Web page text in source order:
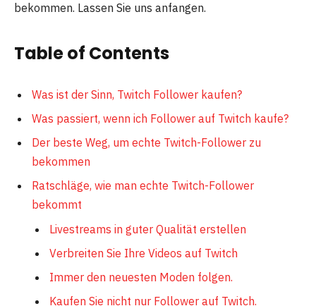
bekommen. Lassen Sie uns anfangen.
Table of Contents
Was ist der Sinn, Twitch Follower kaufen?
Was passiert, wenn ich Follower auf Twitch kaufe?
Der beste Weg, um echte Twitch-Follower zu
bekommen
Ratschläge, wie man echte Twitch-Follower
bekommt
Livestreams in guter Qualität erstellen
Verbreiten Sie Ihre Videos auf Twitch
Immer den neuesten Moden folgen.
Kaufen Sie nicht nur Follower auf Twitch.